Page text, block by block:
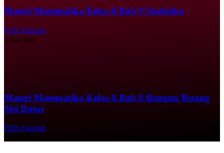
Materi Matematika Kelas 8 Bab 9 Statistika
Fifih Fauziah
3 hari ago
Materi Matematika Kelas 8 Bab 8 Bangun Ruang
Sisi Datar
Fifih Fauziah